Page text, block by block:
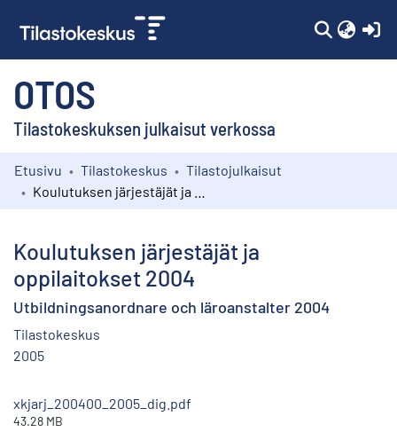
OTOS
Tilastokeskuksen julkaisut verkossa
Kokoelmat
Etusivu Tilastokeskus
Tilastojulkaisut
Koulutuksen järjestäjät ja
oppilaitokset 2004
Utbildningsanordnare och läroanstalter 2004
Tilastokeskus
2005
xkjarj_200400_2005_dig.pdf
43.28 MB